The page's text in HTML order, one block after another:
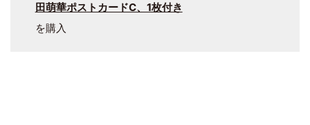
田萌華ポストカードC、1枚付き
を購入